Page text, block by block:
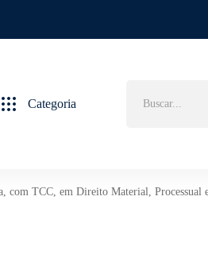
Categoria
com TCC, em Direito Material,